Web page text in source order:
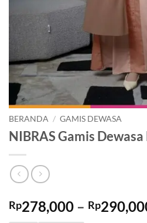
BERANDA / GAMIS DEWASA
NIBRAS Gamis
Rp278,000 – Rp